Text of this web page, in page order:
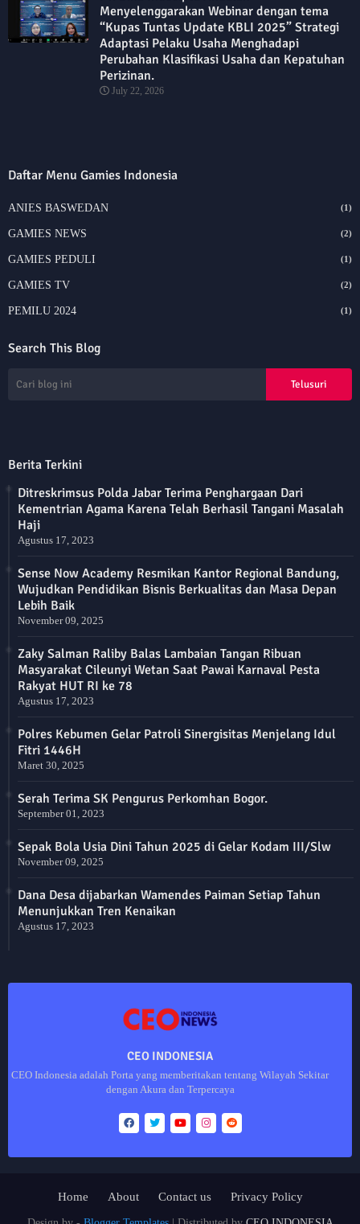
Menyelenggarakan Webinar dengan tema
“Kupas Tuntas Update KBLI 2025” Strategi
Adaptasi Pelaku Usaha Menghadapi
Perubahan Klasifikasi Usaha dan Kepatuhan
Perizinan.
July 22, 2026
Daftar Menu Gamies Indonesia
ANIES BASWEDAN (1)
GAMIES NEWS (2)
GAMIES PEDULI (1)
GAMIES TV (2)
PEMILU 2024 (1)
Search This Blog
Berita Terkini
Ditreskrimsus Polda Jabar Terima Penghargaan Dari
Kementrian Agama Karena Telah Berhasil Tangani Masalah
Haji
Agustus 17, 2023
Sense Now Academy Resmikan Kantor Regional Bandung,
Wujudkan Pendidikan Bisnis Berkualitas dan Masa Depan
Lebih Baik
November 09, 2025
Zaky Salman Raliby Balas Lambaian Tangan Ribuan
Masyarakat Cileunyi Wetan Saat Pawai Karnaval Pesta
Rakyat HUT RI ke 78
Agustus 17, 2023
Polres Kebumen Gelar Patroli Sinergisitas Menjelang Idul
Fitri 1446H
Maret 30, 2025
Serah Terima SK Pengurus Perkomhan Bogor.
September 01, 2023
Sepak Bola Usia Dini Tahun 2025 di Gelar Kodam III/Slw
November 09, 2025
Dana Desa dijabarkan Wamendes Paiman Setiap Tahun
Menunjukkan Tren Kenaikan
Agustus 17, 2023
CEO INDONESIA
CEO Indonesia adalah Porta yang memberitakan tentang Wilayah Sekitar
dengan Akura dan Terpercaya
Home About Contact us Privacy Policy